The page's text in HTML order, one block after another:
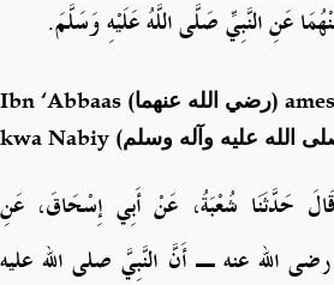
عَنِ النَّبِيِّ صَلَّى اللَّهُ عَلَيْهِ وَسَلَّمَ.
Ibn ‘Abbaas (رضي الله عنهما)
kwa Nabiy (الله عليه وآله وسلم
حَدَّثَنَا شُعْبَةُ، عَنْ أَبِي إِسْحَاقَ، عَنِ
الله عنه ـ أَنَّ النَّبِيَّ صلى الله عليه